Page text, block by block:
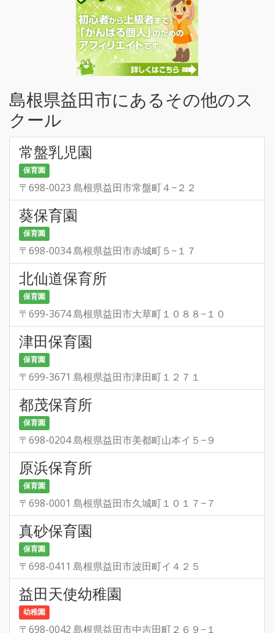
島根県益田市にあるその他のス
クール
常盤乳児園
保育園
〒698-0023 島根県益田市常盤町４−２２
葵保育園
保育園
〒698-0034 島根県益田市赤城町５−１７
北仙道保育所
保育園
〒699-3674 島根県益田市大草町１０８８−１０
津田保育園
保育園
〒699-3671 島根県益田市津田町１２７１
都茂保育所
保育園
〒698-0204 島根県益田市美都町山本イ５−９
原浜保育所
保育園
〒698-0001 島根県益田市久城町１０１７−７
真砂保育園
保育園
〒698-0411 島根県益田市波田町イ４２５
益田天使幼稚園
幼稚園
〒698-0042 島根県益田市中吉田町２６９−１